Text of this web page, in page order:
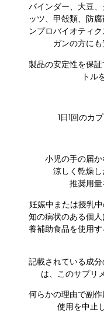
バインダー、大豆
ッツ、甲殻類、防
ンプロバイオティ
ガンの方にも
製品の安定性を保
トル
1日1回のカ
小児の手の届か
涼しく乾燥し
推奨用量
妊娠中または授乳
知の病状のある個
養補助食品を使用
記載されている成
は、このサプリ
何らかの理由で副
使用を中止